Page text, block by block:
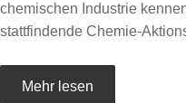
chemischen Industrie
stattfindende Chemie-
Mehr lesen